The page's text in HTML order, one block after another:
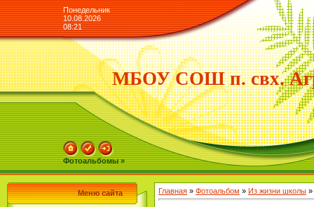
Понедельник
10.08.2026
08:21
МБОУ СОШ п. свх.
Фотоальбомы »
Меню сайта Главная » Фотоальбом » Из жизни школы »